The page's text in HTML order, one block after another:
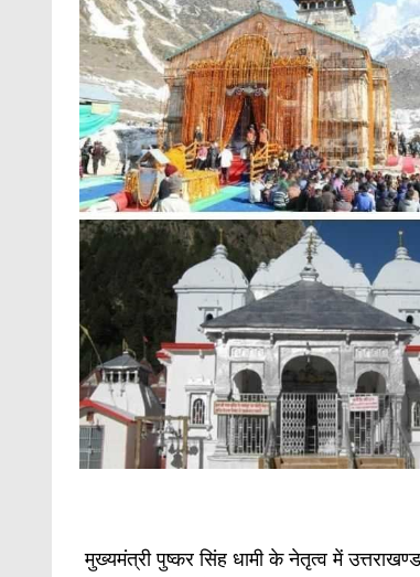
मुख्यमंत्री पुष्कर सिंह धामी के नेतृत्व में